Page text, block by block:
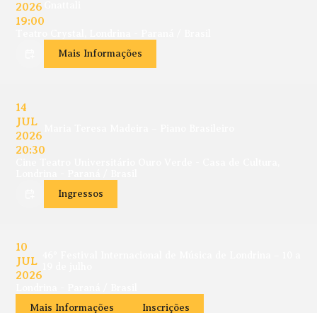
2026
19:00
Mais Informações
14
JUL
2026
20:30
Ingressos
10
JUL
2026
Mais Informações
Inscrições